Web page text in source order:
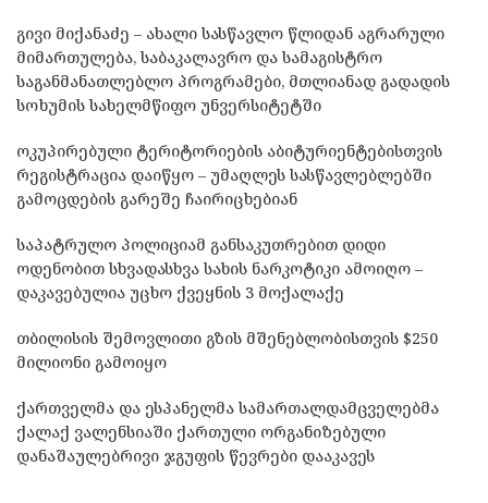
გივი მიქანაძე – ახალი სასწავლო წლიდან აგრარული
მიმართულება, საბაკალავრო და სამაგისტრო
საგანმანათლებლო პროგრამები, მთლიანად გადადის
სოხუმის სახელმწიფო უნვერსიტეტში
ოკუპირებული ტერიტორიების აბიტურიენტებისთვის
რეგისტრაცია დაიწყო – უმაღლეს სასწავლებლებში
გამოცდების გარეშე ჩაირიცხებიან
საპატრულო პოლიციამ განსაკუთრებით დიდი
ოდენობით სხვადასხვა სახის ნარკოტიკი ამოიღო –
დაკავებულია უცხო ქვეყნის 3 მოქალაქე
თბილისის შემოვლითი გზის მშენებლობისთვის $250
მილიონი გამოიყო
ქართველმა და ესპანელმა სამართალდამცველებმა
ქალაქ ვალენსიაში ქართული ორგანიზებული
დანაშაულებრივი ჯგუფის წევრები დააკავეს